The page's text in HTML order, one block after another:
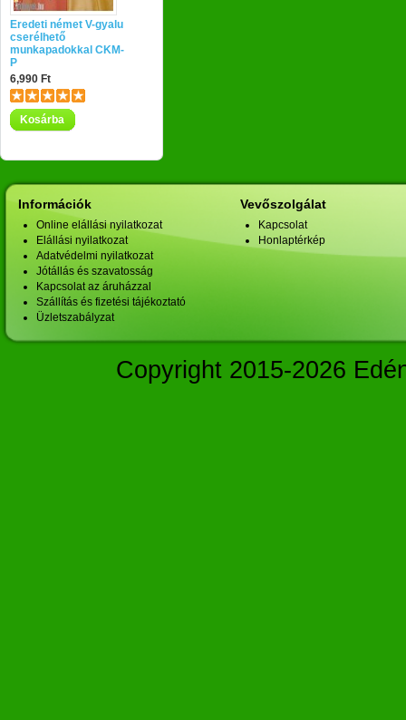
Eredeti német V-gyalu
cserélhető
munkapadokkal CKM-
P
6,990 Ft
Kosárba
Információk
Online elállási nyilatkozat
Elállási nyilatkozat
Adatvédelmi nyilatkozat
Jótállás és szavatosság
Kapcsolat az áruházzal
Szállítás és fizetési tájékoztató
Üzletszabályzat
Vevőszolgálat
Kapcsolat
Honlaptérkép
Copyright 2015-2026